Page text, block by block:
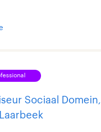
Sociaal Domein,